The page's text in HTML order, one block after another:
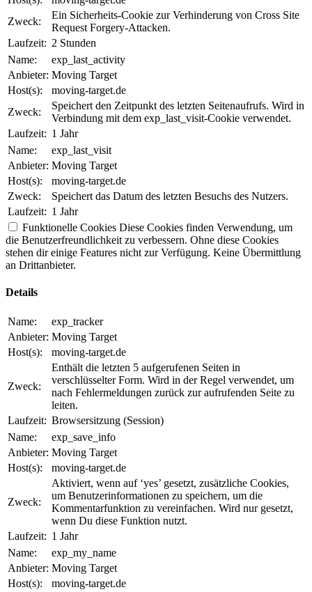
Zweck:
Ein Sicherheits-Cookie zur Verhinderung von Cross Site
Request Forgery-Attacken.
Laufzeit: 2 Stunden
Name:
exp_last_activity
Anbieter: Moving Target
Host(s):
moving-target.de
Zweck:
Speichert den Zeitpunkt des letzten Seitenaufrufs. Wird in
Verbindung mit dem exp_last_visit-Cookie verwendet.
Laufzeit: 1 Jahr
Name:
exp_last_visit
Anbieter: Moving Target
Host(s):
moving-target.de
Zweck:
Speichert das Datum des letzten Besuchs des Nutzers.
Laufzeit: 1 Jahr
Funktionelle Cookies Diese Cookies finden Verwendung, um
die Benutzerfreundlichkeit zu verbessern. Ohne diese Cookies
stehen dir einige Features nicht zur Verfügung. Keine Übermittlung
an Drittanbieter.
Details
Name:
exp_tracker
Anbieter: Moving Target
Host(s):
moving-target.de
Zweck:
Enthält die letzten 5 aufgerufenen Seiten in
verschlüsselter Form. Wird in der Regel verwendet, um
nach Fehlermeldungen zurück zur aufrufenden Seite zu
leiten.
Laufzeit: Browsersitzung (Session)
Name:
exp_save_info
Anbieter: Moving Target
Host(s):
moving-target.de
Zweck:
Aktiviert, wenn auf ‘yes’ gesetzt, zusätzliche Cookies,
um Benutzerinformationen zu speichern, um die
Kommentarfunktion zu vereinfachen. Wird nur gesetzt,
wenn Du diese Funktion nutzt.
Laufzeit: 1 Jahr
Name:
exp_my_name
Anbieter: Moving Target
Host(s):
moving-target.de